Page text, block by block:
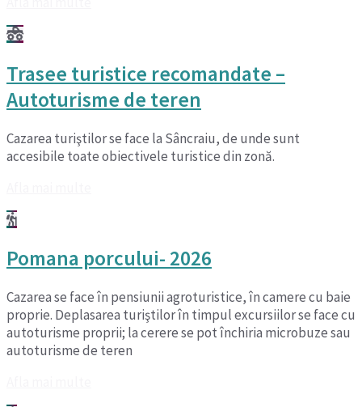
Trasee turistice recomandate –
Autoturisme de teren
Cazarea turiştilor se face la Sâncraiu, de unde sunt
accesibile toate obiectivele turistice din zonă.
Pomana porcului- 2026
Cazarea se face în pensiunii agroturistice, în camere cu baie
proprie. Deplasarea turiştilor în timpul excursiilor se face cu
autoturisme proprii; la cerere se pot închiria microbuze sau
autoturisme de teren